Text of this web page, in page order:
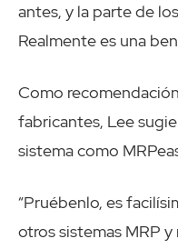
antes, y la parte de
Realmente es una
Como
fabricantes, Lee
sistema como
“Pruébenlo, es
otros sistemas MRP